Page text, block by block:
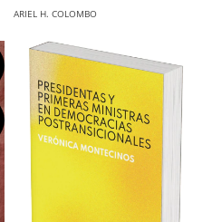
ARIEL H. COLOMBO